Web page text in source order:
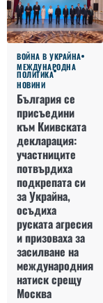
ВОЙНА В УКРАЙНА
МЕЖДУНАРОДНА
ПОЛИТИКА
НОВИНИ
България се
присъедини
към Киивската
декларация:
участниците
потвърдиха
подкрепата си
за Украйна,
осъдиха
руската агресия
и призоваха за
засилване на
международния
натиск срещу
Москва